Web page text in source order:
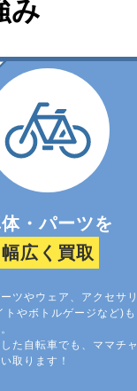
み
・パーツを
幅広く買取
ツやウェア、アクセサリ
トやボトルゲージなど)も
た自転車でも、ママチャ
取ります！